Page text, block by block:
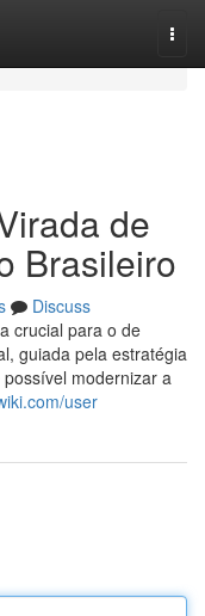
de
Brasileiro
Discuss
crucial para o de
guiada pela estratégia
modernizar a
user